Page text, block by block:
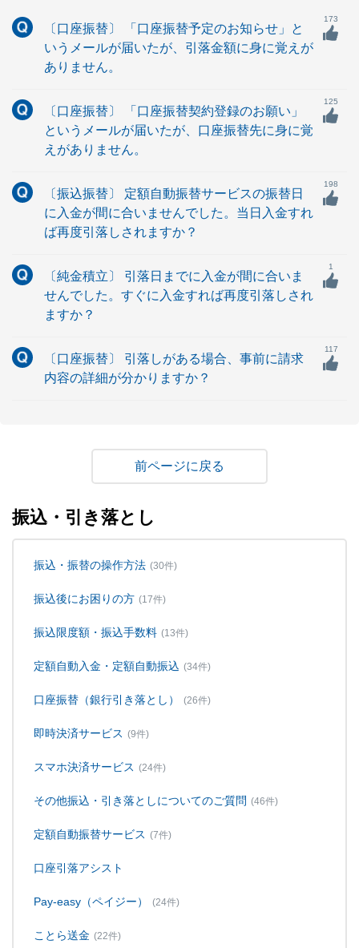
〔口座振替〕 「口座振替予定のお知らせ」と
いうメールが届いたが、引落金額に身に覚えが
ありません。
173
〔口座振替〕 「口座振替契約登録のお願い」
というメールが届いたが、口座振替先に身に覚
えがありません。
125
〔振込振替〕 定額自動振替サービスの振替日
に入金が間に合いませんでした。当日入金すれ
ば再度引落しされますか？
198
〔純金積立〕 引落日までに入金が間に合いま
せんでした。すぐに入金すれば再度引落しされ
ますか？
1
〔口座振替〕 引落しがある場合、事前に請求
内容の詳細が分かりますか？
117
戻る
振込・引き落とし
振込・振替の操作方法 (30件)
振込後にお困りの方 (17件)
振込限度額・振込手数料 (13件)
定額自動入金・定額自動振込 (34件)
口座振替（銀行引き落とし） (26件)
即時決済サービス (9件)
スマホ決済サービス (24件)
その他振込・引き落としについてのご質問 (46件)
定額自動振替サービス (7件)
口座引落アシスト
Pay-easy（ペイジー） (24件)
ことら送金 (22件)